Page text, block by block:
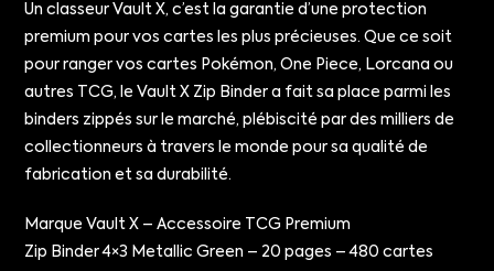
Un classeur Vault X, c’est la garantie d’une protection
premium pour vos cartes les plus précieuses. Que ce soit
pour ranger vos cartes Pokémon, One Piece, Lorcana ou
autres TCG, le Vault X Zip Binder a fait sa place parmi les
binders zippés sur le marché, plébiscité par des milliers de
collectionneurs à travers le monde pour sa qualité de
fabrication et sa durabilité.
Marque Vault X – Accessoire TCG Premium
Zip Binder 4×3 Metallic Green – 20 pages – 480 cartes